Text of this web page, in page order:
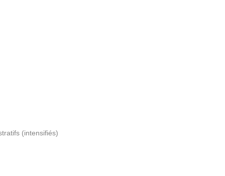
(intensifiés)